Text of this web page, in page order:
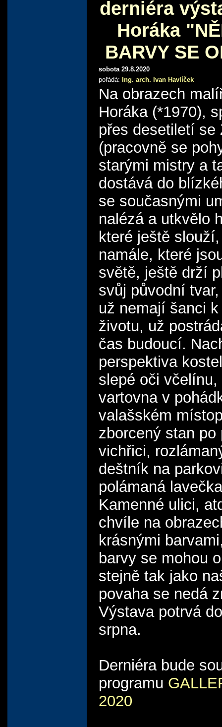
derniéra
Horáka
BARVY SE
sobota 29.8.2020
pořádá: Ing. arch. Ivan Havlíček
Na obrazech
Horáka (*1970),
přes desetiletí se
(pracovně se
starými mistry a
dostává do
se současnými
nalézá a utkvělo
které ještě
namále, které
světě, ještě drží
svůj původní
už nemají šanci
životu, už
čas budoucí.
perspektiva
slepé oči včelínu,
vartovna v
valašském
zborcený stan po
vichřici,
deštník na
polámaná
Kamenné ulici,
chvíle na
krásnými
barvy se mohou
stejně tak jako
povaha se nedá
Výstava potrvá
srpna.
Derniéra bude
programu
2020